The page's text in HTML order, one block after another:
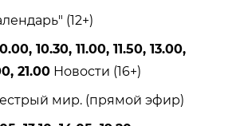
(12+)
10.30, 11.00, 11.50, 13.00,
21.00 Новости (16+)
мир. (прямой эфир)